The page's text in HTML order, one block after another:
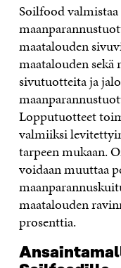
Soilfood
maatalouden
maatalouden
sivutuotteita ja
Lopputuotteet
valmiiksi
tarpeen mukaan.
voidaan muuttaa
maatalouden
prosenttia.